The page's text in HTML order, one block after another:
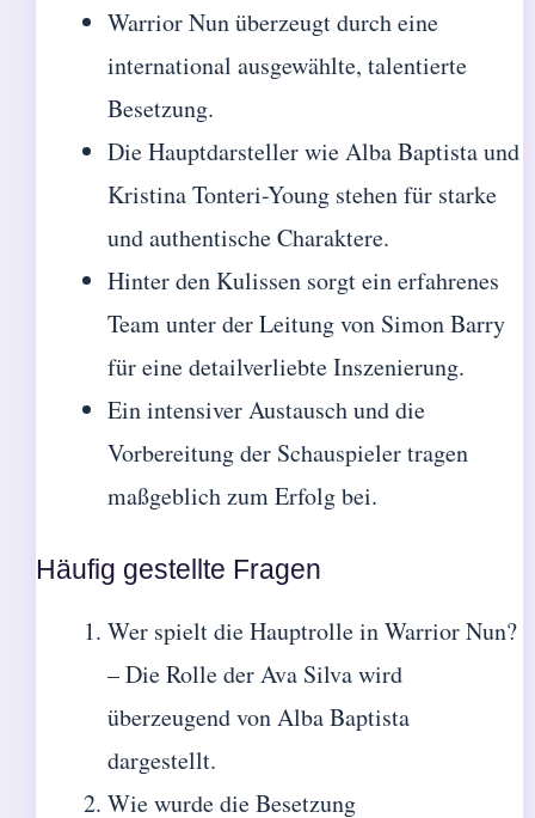
Warrior Nun überzeugt durch eine
international ausgewählte, talentierte
Besetzung.
Die Hauptdarsteller wie Alba Baptista und
Kristina Tonteri-Young stehen für starke
und authentische Charaktere.
Hinter den Kulissen sorgt ein erfahrenes
Team unter der Leitung von Simon Barry
für eine detailverliebte Inszenierung.
Ein intensiver Austausch und die
Vorbereitung der Schauspieler tragen
maßgeblich zum Erfolg bei.
Häufig gestellte Fragen
Wer spielt die Hauptrolle in Warrior Nun?
– Die Rolle der Ava Silva wird
überzeugend von Alba Baptista
dargestellt.
Wie wurde die Besetzung